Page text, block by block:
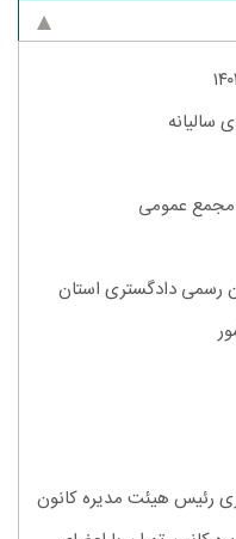
سالیانه
مجمع عمومی
رسمی دادگستری استان
رئیس هیئت مدیره کانون